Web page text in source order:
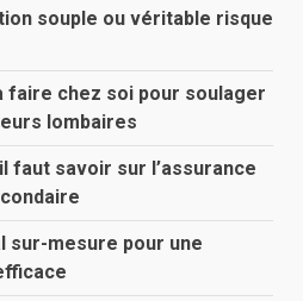
souple ou véritable risque
faire chez soi pour soulager
lombaires
faut savoir sur l’assurance
sur-mesure pour une